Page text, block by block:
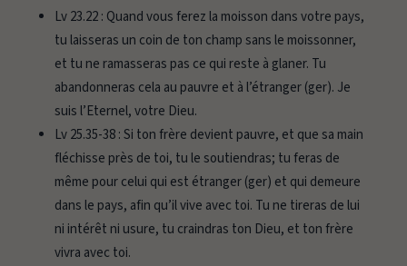
Lv 23.22 : Quand vous ferez la moisson dans votre pays,
tu laisseras un coin de ton champ sans le moissonner,
et tu ne ramasseras pas ce qui reste à glaner. Tu
abandonneras cela au pauvre et à l’étranger (ger). Je
suis l’Eternel, votre Dieu.
Lv 25.35-38 :Si ton frère devient pauvre, et que sa main
fléchisse près de toi, tu le soutiendras; tu feras de
même pour celui qui est étranger (ger) et qui demeure
dans le pays, afin qu’il vive avec toi. Tu ne tireras de lui
ni intérêt ni usure, tu craindras ton Dieu, et ton frère
vivra avec toi.